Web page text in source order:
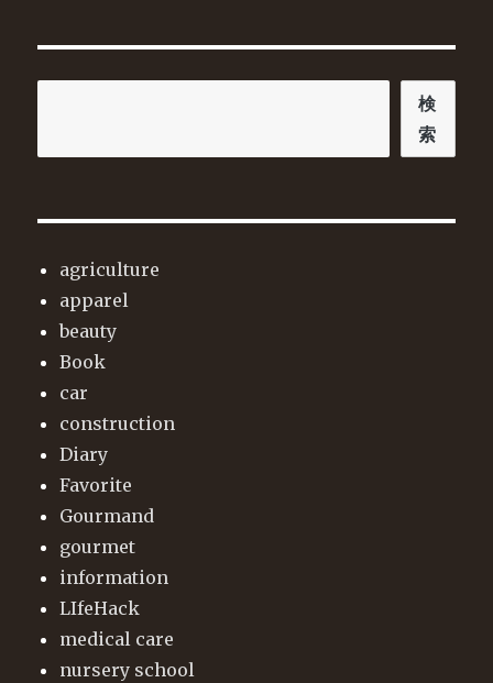
検
索
agriculture
apparel
beauty
Book
car
construction
Diary
Favorite
Gourmand
gourmet
information
LIfeHack
medical care
nursery school